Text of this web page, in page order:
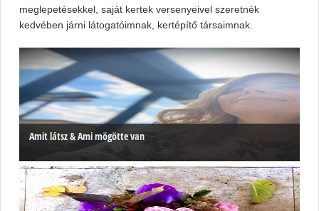
meglepetésekkel, saját kertek versenyeivel szeretnék
kedvében járni látogatóimnak, kertépítő társaimnak.
Amit látsz & Ami mögötte van